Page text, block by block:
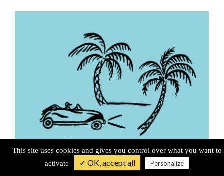
This site uses cookies and gives you control over what you want to
activate
✓ OK, accept all Personalize